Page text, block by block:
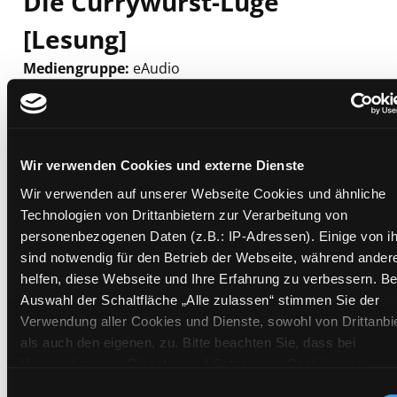
Wir verwenden Cookies und externe Dienste
Wir verwenden auf unserer Webseite Cookies und ähnliche
Technologien von Drittanbietern zur Verarbeitung von
personenbezogenen Daten (z.B.: IP-Adressen). Einige von
sind notwendig für den Betrieb der Webseite, während
helfen, diese Webseite und Ihre Erfahrung zu verbessern.
Auswahl der Schaltfläche „Alle zulassen“ stimmen Sie der
Verwendung aller Cookies und Dienste, sowohl von
als auch den eigenen, zu. Bitte beachten Sie, dass bei
[Lesung]
Mediengruppe: eAudio
Suche nach diesem Verfasser
Beschreibung ein-/ausblenden
Exemplare
Zweigstelle:Bibliothek digital
Signatur:
Standort 2:
Status: Zum Download